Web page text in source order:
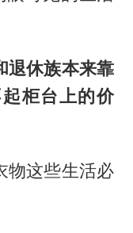
退休族本来靠
柜台上的价
物这些生活必